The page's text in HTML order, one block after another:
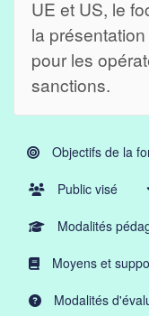
UE et US, le
la
pour les
sanctions.
Objectifs de la
Public visé
Modalités
Moyens et
Modalités